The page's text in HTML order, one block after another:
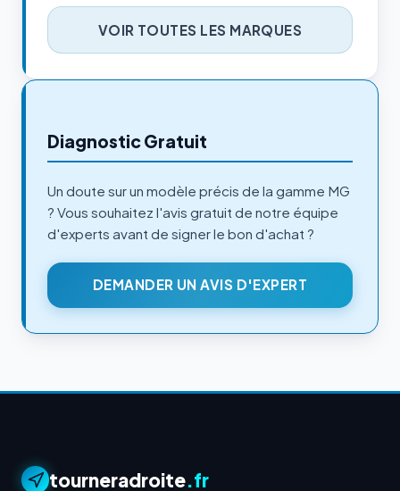
VOIR TOUTES LES MARQUES
Diagnostic Gratuit
Un doute sur un modèle précis de la gamme MG
? Vous souhaitez l'avis gratuit de notre équipe
d'experts avant de signer le bon d'achat ?
DEMANDER UN AVIS D'EXPERT
tourneradroite.fr